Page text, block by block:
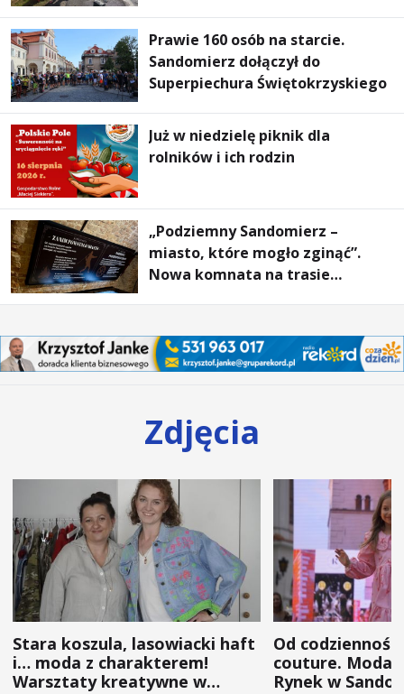
Prawie 160 osób na starcie.
Sandomierz dołączył do
Superpiechura Świętokrzyskiego
Już w niedzielę piknik dla
rolników i ich rodzin
„Podziemny Sandomierz –
miasto, które mogło zginąć”.
Nowa komnata na trasie
Zdjęcia
Stara koszula, lasowiacki haft
i… moda z charakterem!
Warsztaty kreatywne w
Od
couture. Moda
Rynek w